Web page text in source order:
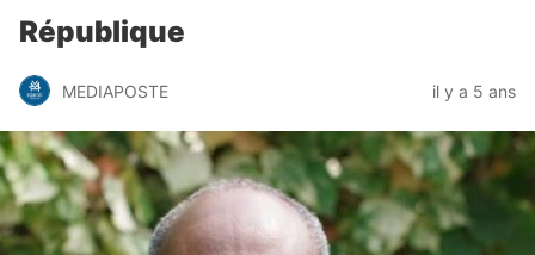
République
MEDIAPOSTE il y a 5 ans